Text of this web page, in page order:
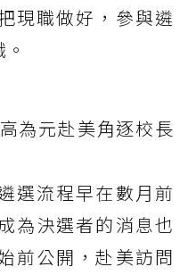
現職做好，參與遴
為元赴美角逐校長
選流程早在數月前
為決選者的消息也
前公開，赴美訪問